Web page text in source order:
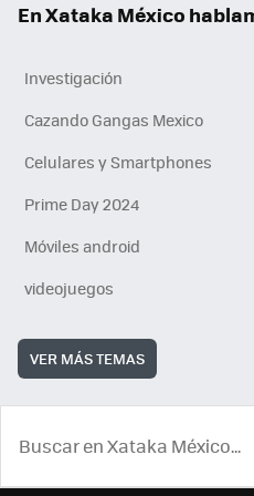
En Xataka México
Investigación
Cazando Gangas Mexico
Celulares y Smartphones
Prime Day 2024
Móviles android
videojuegos
VER MÁS TEMAS